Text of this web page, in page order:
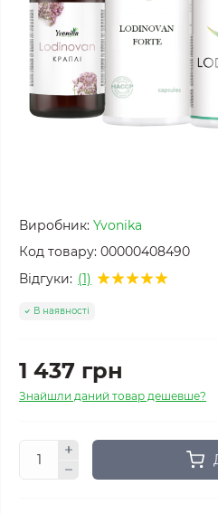
Виробник: Yvonika
Код товару: 00000408490
Відгуки: (1)
В наявності
1 437 грн
Знайшли даний товар дешевше?